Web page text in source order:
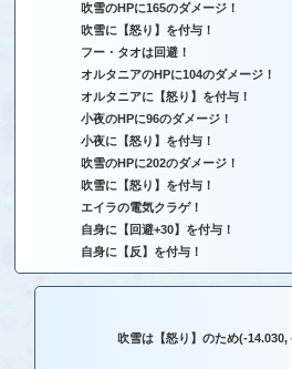
吹雪のHPに165のダメージ！
吹雪に【怒り】を付与！
フー・タオは回避！
オルタニアのHPに104のダメージ！
オルタニアに【怒り】を付与！
小夜のHPに96のダメージ！
小夜に【怒り】を付与！
吹雪のHPに202のダメージ！
吹雪に【怒り】を付与！
エイラの電気クラゲ！
自身に【回避+30】を付与！
自身に【反】を付与！
吹雪は【怒り】のため(-14.030,